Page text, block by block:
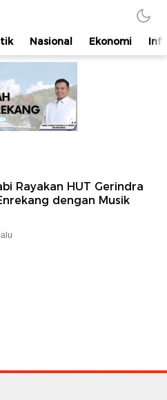
Nasional Ekonomi
Rayakan HUT Gerindra
dengan Musik